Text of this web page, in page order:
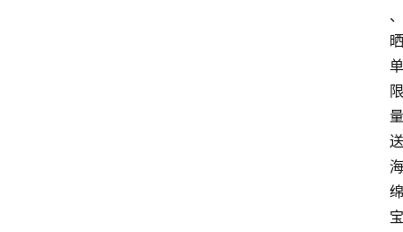
、
晒
单
限
量
送
海
绵
宝